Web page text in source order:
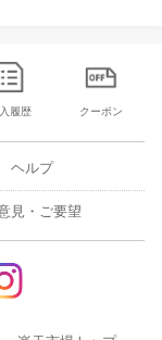
履歴 クーポン
ヘルプ
見・ご要望